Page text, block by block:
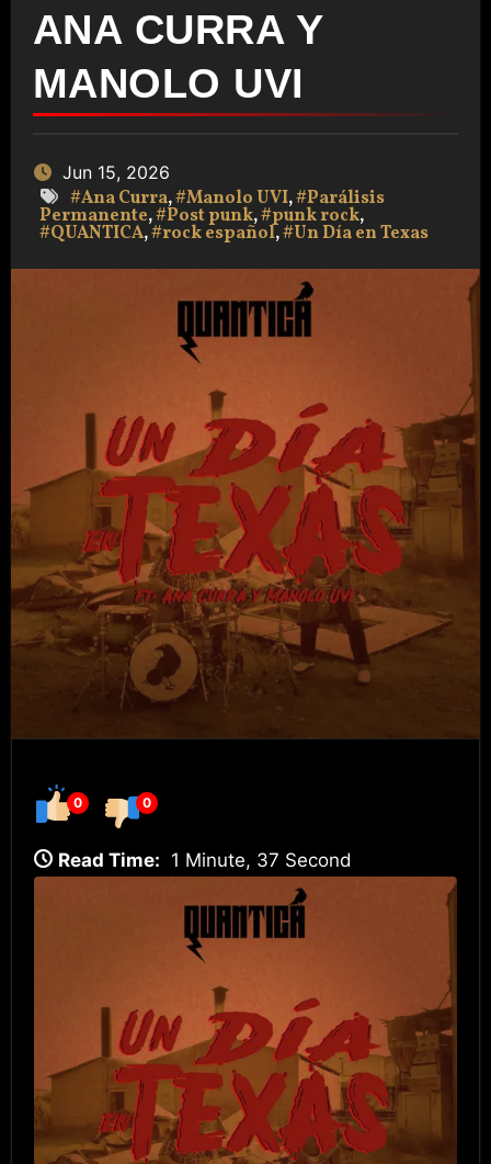
ANA CURRA Y
MANOLO UVI
Jun 15, 2026
#Ana Curra,#Manolo UVI,#Parálisis
Permanente,#Post punk,#punk rock,
#QUANTICA,#rock español,#Un Día en Texas
0 0
Read Time: 1 Minute, 37 Second